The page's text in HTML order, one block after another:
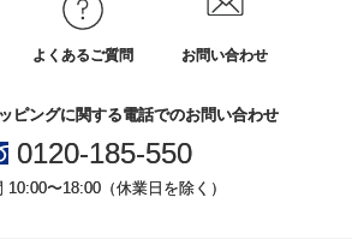
よくあるご質問 お問い合わせ
ピングに関する電話でのお問い合わせ
0120-185-550
10:00〜18:00（休業日を除く）